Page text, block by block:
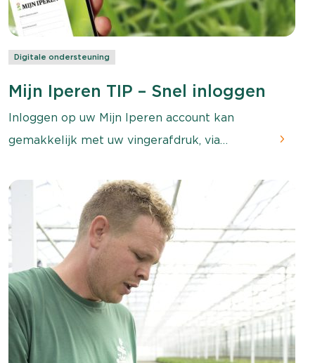
Digitale ondersteuning
Mijn Iperen TIP – Snel inloggen
Inloggen op uw Mijn Iperen account kan
gemakkelijk met uw vingerafdruk, via
zorgt ervoor dat u snel bij uw informatie kunt
op uw smartphone.